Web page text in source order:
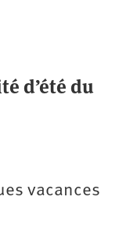
d’été du
vacances